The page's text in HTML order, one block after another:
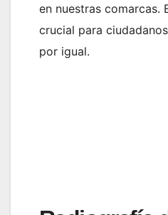
en nuestras comarcas.
crucial para
por igual.